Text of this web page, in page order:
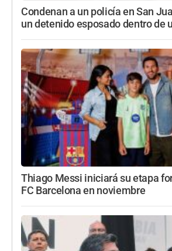
Condenan a un policía en San
un detenido esposado dentro de
Thiago Messi iniciará su etapa
FC Barcelona en noviembre